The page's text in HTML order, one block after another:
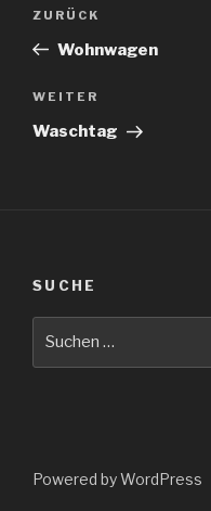
Vorheriger
Beitrag
ZURÜCK
Wohnwagen
Nächster
Beitrag
WEITER
Waschtag
SUCHE
Powered by WordPress